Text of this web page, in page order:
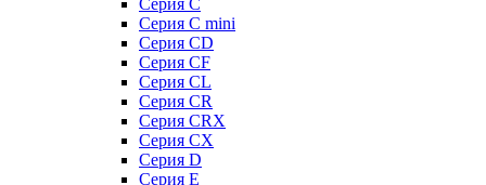
Серия C
Серия C mini
Серия CD
Серия CF
Серия CL
Серия CR
Серия CRX
Серия CX
Серия D
Серия E